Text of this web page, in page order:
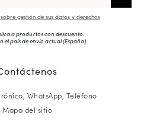
gestión de sus datos y derechos
a productos con descuento.
el país de envío actual (España).
WhatsApp, Teléfono
Mapa del sitio